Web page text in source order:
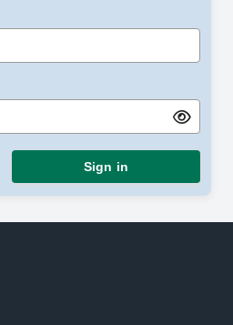
Sign in